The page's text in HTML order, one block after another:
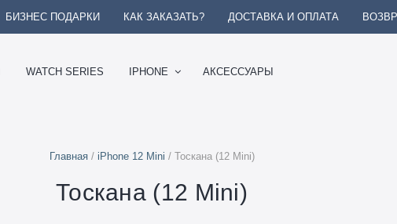
БИЗНЕС ПОДАРКИ КАК ЗАКАЗАТЬ? ДОСТАВКА И ОПЛАТА
WATCH SERIES IPHONE АКСЕССУАРЫ
Главная/ iPhone 12 Mini / Тоскана (12 Mini)
Тоскана (12 Mini)